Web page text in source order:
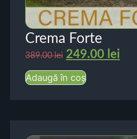
Crema Forte
389.00lei 249.00 lei
Adaugă în coș